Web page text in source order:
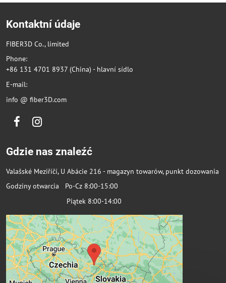
Kontaktní údaje
FIBER3D Co., limited
Phone:
+86 131 4701 8937 (China) - hlavní sídlo
E-mail:
info @ fiber3D.com
FacebookInstagram
Gdzie nas znaleźć
Valašské Meziříčí, U Abácie 216 - magazyn towarów, punkt dozowania
Godziny otwarcia Po-Cz 8:00-15:00
Piątek 8:00-14:00